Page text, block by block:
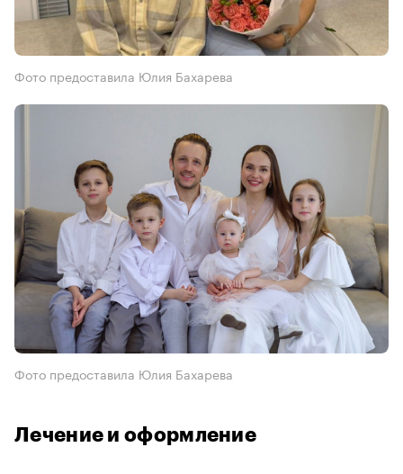
Фото предоставила Юлия Бахарева
Фото предоставила Юлия Бахарева
Лечение и оформление